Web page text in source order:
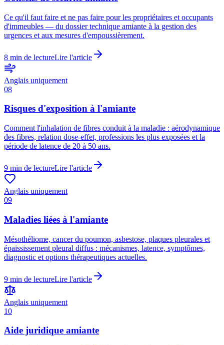
Ce qu'il faut faire et ne pas faire pour les propriétaires et occupants
d'immeubles — du dossier technique amiante à la gestion des
urgences et aux mesures d'empoussièrement.
8 min de lectureLire l'article
Anglais uniquement
08
Risques d'exposition à l'amiante
Comment l'inhalation de fibres conduit à la maladie : aérodynamique
des fibres, relation dose-effet, professions les plus exposées et la
période de latence de 20 à 50 ans.
9 min de lectureLire l'article
Anglais uniquement
09
Maladies liées à l'amiante
Mésothéliome, cancer du poumon, asbestose, plaques pleurales et
épaississement pleural diffus : mécanismes, latence, symptômes,
diagnostic et options thérapeutiques actuelles.
9 min de lectureLire l'article
Anglais uniquement
10
Aide juridique amiante